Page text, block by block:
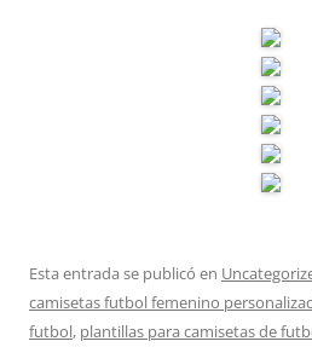
Esta entrada se publicó en
camisetas futbol femenino
futbol, plantillas para camisetas de